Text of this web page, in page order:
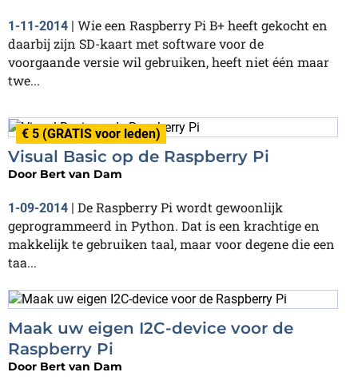
1-11-2014 | Wie een Raspberry Pi B+ heeft gekocht en
daarbij zijn SD-kaart met software voor de
voorgaande versie wil gebruiken, heeft niet één maar
twe...
€ 5 (GRATIS voor leden)
Visual Basic op de Raspberry Pi
Door Bert van Dam
1-09-2014 | De Raspberry Pi wordt gewoonlijk
geprogrammeerd in Python. Dat is een krachtige en
makkelijk te gebruiken taal, maar voor degene die een
taa...
Maak uw eigen I2C-device voor de
Raspberry Pi
Door Bert van Dam